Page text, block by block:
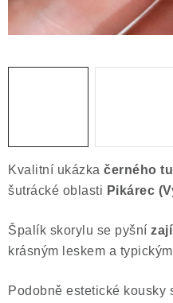
Puncovní značky
Výkup
Kontakt
Kvalitní ukázka černého
šutrácké oblasti Pikárec
Špalík skorylu se pyšní
krásným leskem a
Podobně estetické kousky